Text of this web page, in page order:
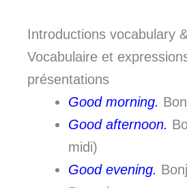
Introductions vocabulary
Vocabulaire et
présentations
Good morning.
Good afternoon.
midi)
Good evening.